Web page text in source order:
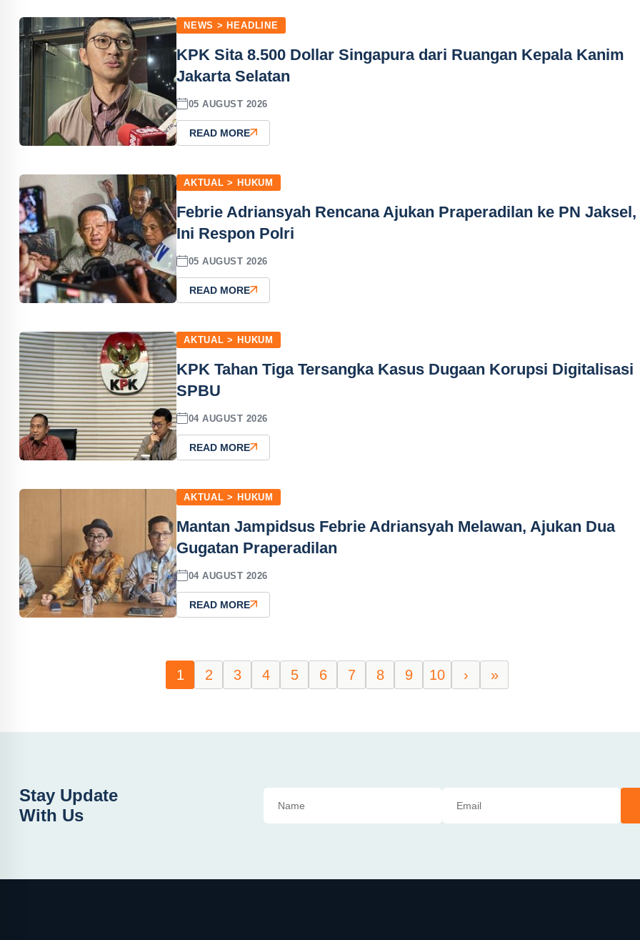
NEWS > HEADLINE
KPK Sita 8.500 Dollar Singapura dari Ruangan Kepala Kanim
Jakarta Selatan
05 AUGUST 2026
READ MORE
AKTUAL > HUKUM
Febrie Adriansyah Rencana Ajukan Praperadilan ke PN Jaksel,
Ini Respon Polri
05 AUGUST 2026
READ MORE
AKTUAL > HUKUM
KPK Tahan Tiga Tersangka Kasus Dugaan Korupsi Digitalisasi
SPBU
04 AUGUST 2026
READ MORE
AKTUAL > HUKUM
Mantan Jampidsus Febrie Adriansyah Melawan, Ajukan Dua
Gugatan Praperadilan
04 AUGUST 2026
READ MORE
1 2 3 4 5 6 7 8 9 10 › »
Stay Update
With Us